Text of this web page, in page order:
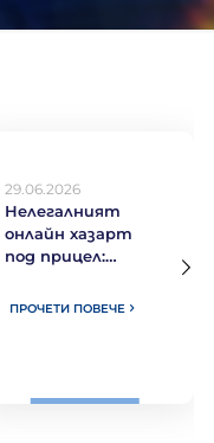
29.06.2026
Нелегалният
онлайн хазарт
под прицел:
готви нови мерки
ПРОЧЕТИ ПОВЕЧЕ